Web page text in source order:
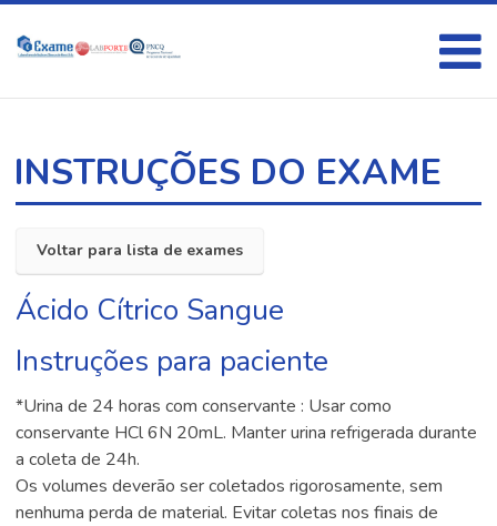
INSTRUÇÕES DO EXAME
Voltar para lista de exames
Ácido Cítrico Sangue
Instruções para paciente
*Urina de 24 horas com conservante : Usar como
conservante HCl 6N 20mL. Manter urina refrigerada durante
a coleta de 24h.
Os volumes deverão ser coletados rigorosamente, sem
nenhuma perda de material. Evitar coletas nos finais de